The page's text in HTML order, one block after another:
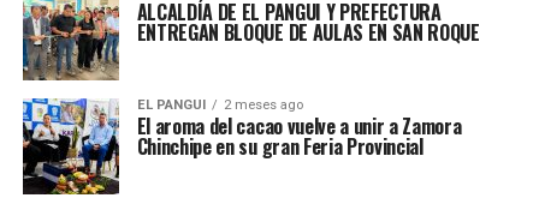
ALCALDÍA DE EL PANGUI Y PREFECTURA
ENTREGAN BLOQUE DE AULAS EN SAN ROQUE
EL PANGUI 2 meses ago
El aroma del cacao vuelve a unir a Zamora
Chinchipe en su gran Feria Provincial